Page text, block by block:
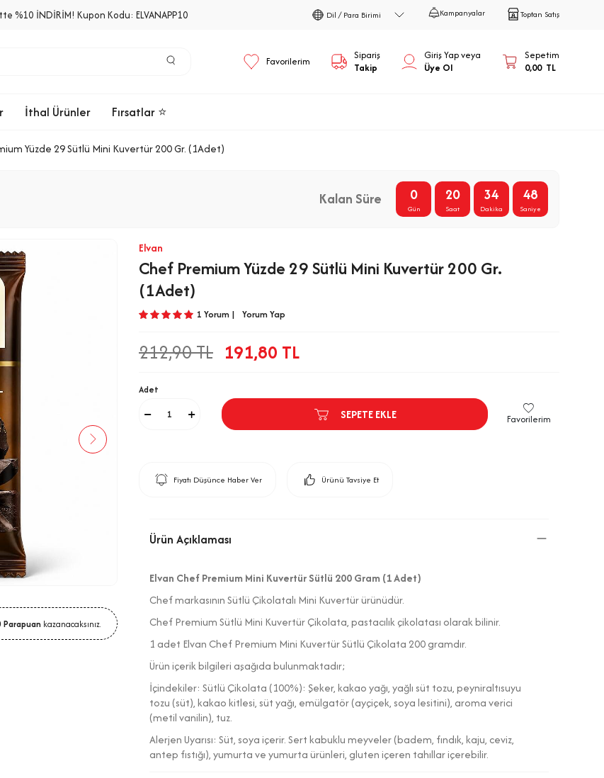
%10 İNDİRİM! Kupon Kodu: ELVANAPP10 Dil / Para Birimi Kampanyalar Toptan Satış
Favorilerim
Sipariş
Takip
Giriş Yap veya
Üye Ol
Sepetim
0,00TL
İthal Ürünler Fırsatlar ⭐
Yüzde 29 Sütlü Mini Kuvertür 200 Gr. (1Adet)
Kalan Süre 0
Gün
20
Saat
34
Dakika
47
Saniye
Parapuan kazanacaksınız.
Elvan
Chef Premium Yüzde 29 Sütlü Mini Kuvertür 200 Gr.
(1Adet)
1 Yorum | Yorum Yap
212,90TL 191,80 TL
Adet
SEPETE EKLE Favorilerim
Fiyatı Düşünce Haber Ver Ürünü Tavsiye Et
Ürün Açıklaması
Elvan Chef Premium Mini Kuvertür Sütlü 200 Gram (1 Adet)
Chef markasının Sütlü Çikolatalı Mini Kuvertür ürünüdür.
Chef Premium Sütlü Mini Kuvertür Çikolata, pastacılık çikolatası olarak bilinir.
1 adet Elvan Chef Premium Mini Kuvertür Sütlü Çikolata 200 gramdır.
Ürün içerik bilgileri aşağıda bulunmaktadır;
İçindekiler: Sütlü Çikolata (100%): Şeker, kakao yağı, yağlı süt tozu, peyniraltısuyu
tozu (süt), kakao kitlesi, süt yağı, emülgatör (ayçiçek, soya lesitini), aroma verici
(metil vanilin), tuz.
Alerjen Uyarısı: Süt, soya içerir. Sert kabuklu meyveler (badem, fındık, kaju, ceviz,
antep fıstığı), yumurta ve yumurta ürünleri, gluten içeren tahıllar içerebilir.